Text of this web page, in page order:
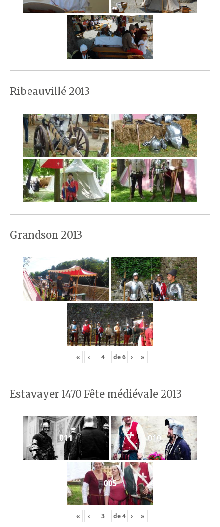
Ribeauvillé 2013
Grandson 2013
« ‹ de6 › »
Estavayer 1470 Fête médiévale 2013
011 010
005
« ‹ de4 › »